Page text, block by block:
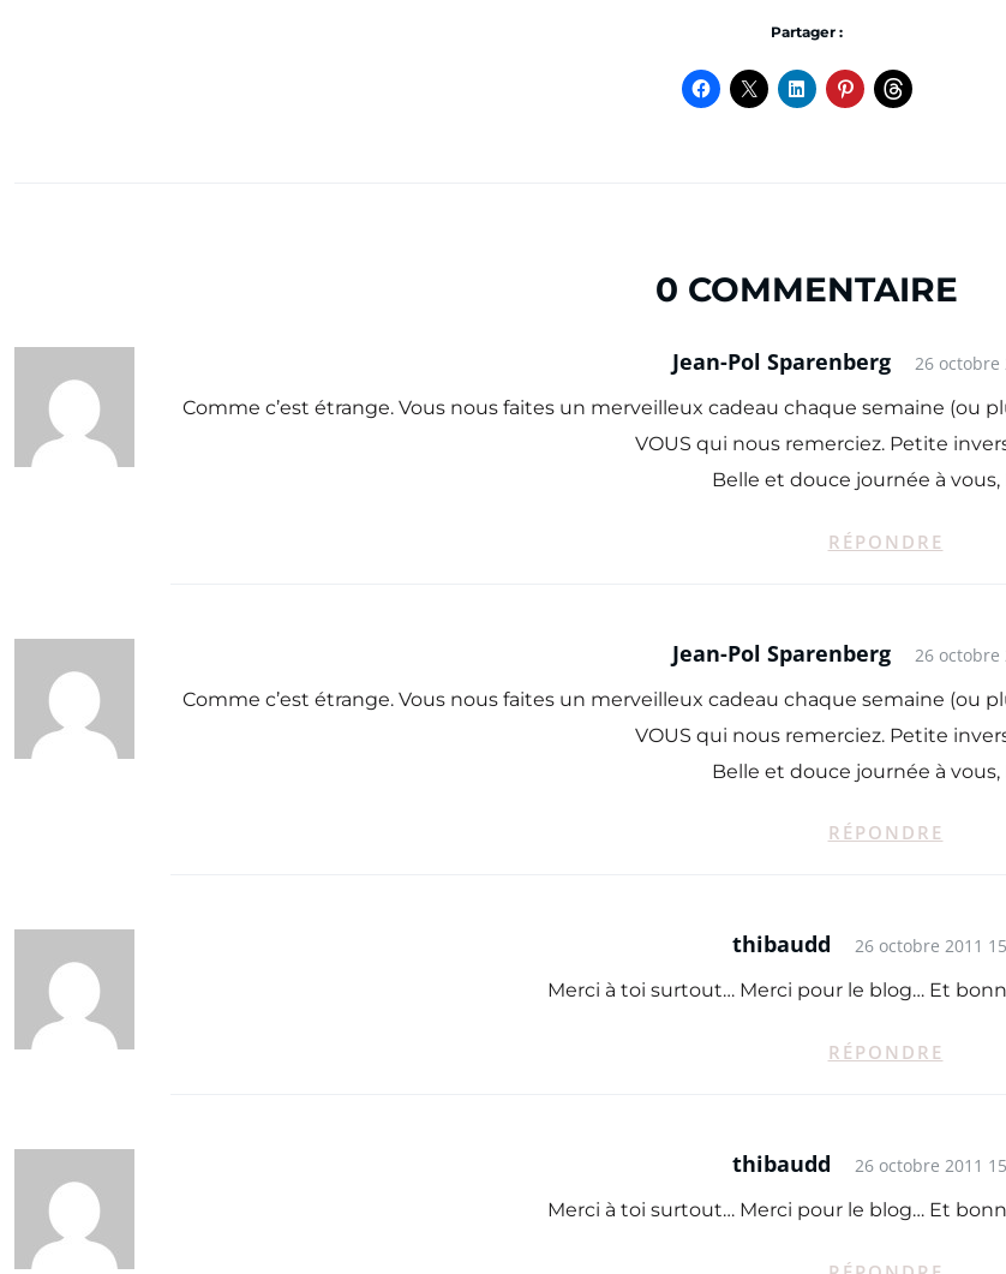
Partager :
0 COMMENTAIRE
Jean-Pol Sparenberg
26 octobre
Comme c’est étrange. Vous nous faites un merveilleux cadeau chaque semaine (ou
VOUS qui nous remerciez. Petite
Belle et douce journée à vous,
RÉPONDRE
Jean-Pol Sparenberg
26 octobre
Comme c’est étrange. Vous nous faites un merveilleux cadeau chaque semaine (ou
VOUS qui nous remerciez. Petite
Belle et douce journée à vous,
RÉPONDRE
thibaudd
26 octobre 2011
Merci à toi surtout… Merci pour le blog… Et
RÉPONDRE
thibaudd
26 octobre 2011
Merci à toi surtout… Merci pour le blog… Et